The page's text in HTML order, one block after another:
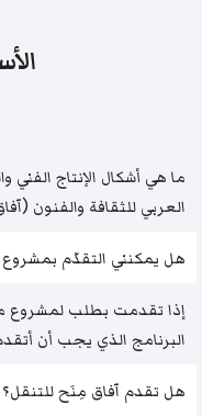
ما هي أشكال الإنتاج الفني
العربي للثقافة والفنون
هل يمكنني التقدّم
إذا تقدمت بطلب لمشروع
البرنامج الذي يجب أن
هل تقدم آفاق مِنَح للتنقل؟